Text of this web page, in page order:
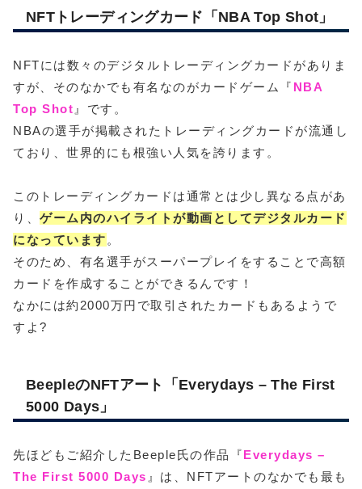
NFTトレーディングカード「NBA Top Shot」
NFTには数々のデジタルトレーディングカードがありま
すが、そのなかでも有名なのがカードゲーム『 NBA
Top Shot 』です。
NBAの選手が掲載されたトレーディングカードが流通し
ており、世界的にも根強い人気を誇ります。
このトレーディングカードは通常とは少し異なる点があ
り、 ゲーム内のハイライトが動画としてデジタルカード
になっています 。
そのため、有名選手がスーパープレイをすることで高額
カードを作成することができるんです！
なかには約2000万円で取引されたカードもあるようで
すよ?
BeepleのNFTアート「Everydays – The First
5000 Days」
先ほどもご紹介したBeeple氏の作品『Everydays –
The First 5000 Days 』は、NFTアートのなかでも最も